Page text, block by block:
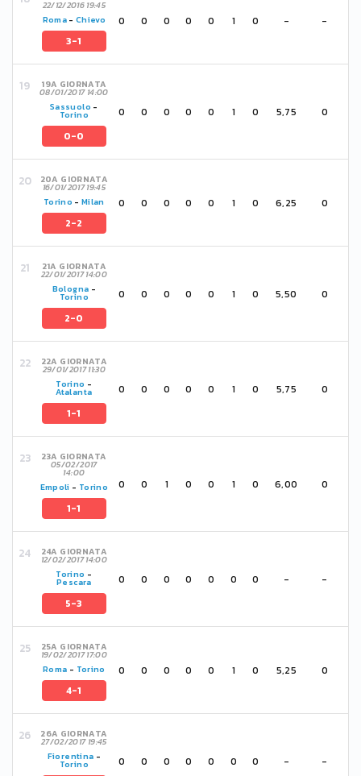
22/12/2016 19:45
Roma-Chievo
3-1
0 0 0 0 0 1 0 - -
19A GIORNATA
08/01/2017 14:00
Sassuolo -
Torino
0-0
0 0 0 0 0 1 0 5,75 0
20A GIORNATA
16/01/2017 19:45
Torino -Milan
2-2
0 0 0 0 0 1 0 6,25 0
21A GIORNATA
22/01/2017 14:00
Bologna -
Torino
2-0
0 0 0 0 0 1 0 5,50 0
22A GIORNATA
29/01/2017 11:30
Torino -
Atalanta
1-1
0 0 0 0 0 1 0 5,75 0
23A GIORNATA
05/02/2017
14:00
Empoli - Torino
1-1
0 0 1 0 0 1 0 6,00 0
24A GIORNATA
12/02/2017 14:00
Torino -
Pescara
5-3
0 0 0 0 0 0 0 - -
25A GIORNATA
19/02/2017 17:00
Roma - Torino
4-1
0 0 0 0 0 1 0 5,25 0
26A GIORNATA
27/02/2017 19:45
Fiorentina -
Torino 0 0 0 0 0 0 0 - -